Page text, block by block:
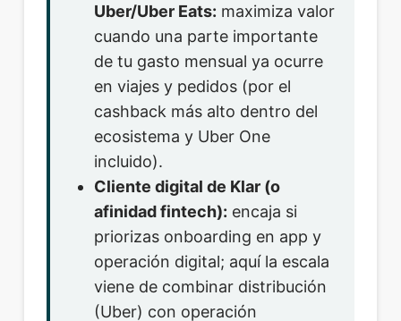
Uber/Uber Eats: maximiza valor
cuando una parte importante
de tu gasto mensual ya ocurre
en viajes y pedidos (por el
cashback más alto dentro del
ecosistema y Uber One
incluido).
Cliente digital de Klar (o
afinidad fintech): encaja si
priorizas onboarding en app y
operación digital; aquí la escala
viene de combinar distribución
(Uber) con operación